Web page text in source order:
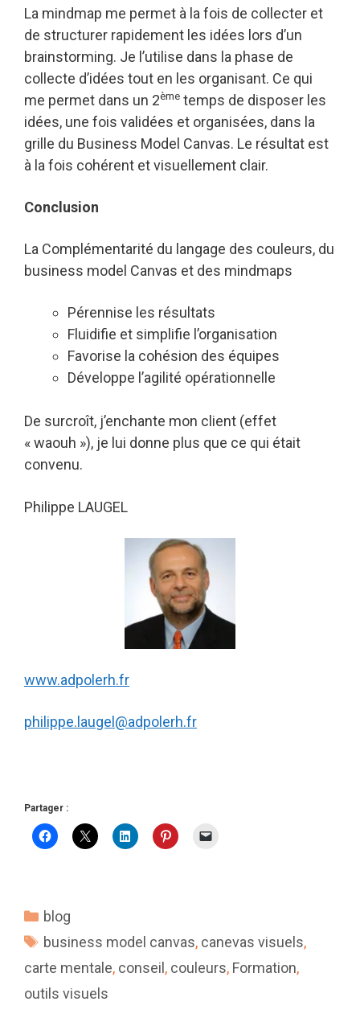
La mindmap me permet à la fois de collecter et
de structurer rapidement les idées lors d’un
brainstorming. Je l’utilise dans la phase de
collecte d’idées tout en les organisant. Ce qui
me permet dans un 2ème temps de disposer les
idées, une fois validées et organisées, dans la
grille du Business Model Canvas. Le résultat est
à la fois cohérent et visuellement clair.
Conclusion
La Complémentarité du langage des couleurs, du
business model Canvas et des mindmaps
Pérennise les résultats
Fluidifie et simplifie l’organisation
Favorise la cohésion des équipes
Développe l’agilité opérationnelle
De surcroît, j’enchante mon client (effet
« waouh »), je lui donne plus que ce qui était
convenu.
Philippe LAUGEL
www.adpolerh.fr
philippe.laugel@adpolerh.fr
Partager :
Catégories
blog
Étiquettes
business model canvas, canevas visuels,
carte mentale, conseil, couleurs, Formation,
outils visuels